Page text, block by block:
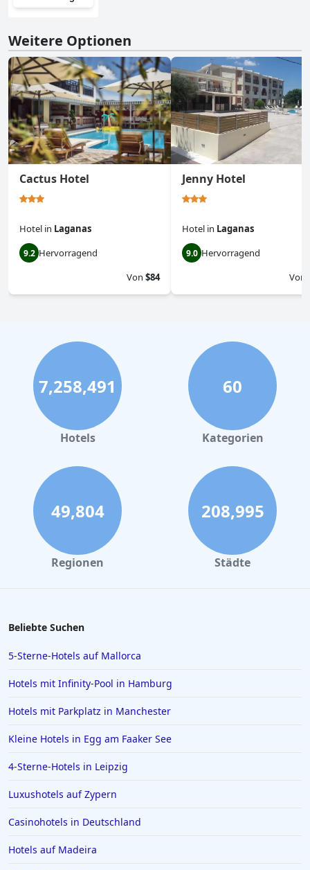
Weitere Optionen
Cactus Hotel
Hotel in Laganas
9.2 Hervorragend
Von $84
Jenny Hotel
Hotel in Laganas
9.0 Hervorragend
Von
7,258,491
Hotels
60
Kategorien
49,804
Regionen
208,995
Städte
Beliebte Suchen
5-Sterne-Hotels auf Mallorca
Hotels mit Infinity-Pool in Hamburg
Hotels mit Parkplatz in Manchester
Kleine Hotels in Egg am Faaker See
4-Sterne-Hotels in Leipzig
Luxushotels auf Zypern
Casinohotels in Deutschland
Hotels auf Madeira